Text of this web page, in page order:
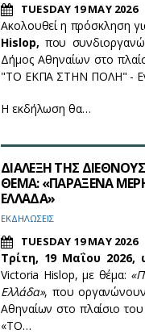
TUESDAY 19 MAY 2026
Ακολουθεί η πρόσκληση
Hislop, που
Δήμος Αθηναίων στο
"ΤΟ ΕΚΠΑ ΣΤΗΝ ΠΟΛΗ" -
Η εκδήλωση θα…
ΔΙΑΛΕΞΗ ΤΗΣ
ΘΕΜΑ: «ΠΑΡΑΞΕΝΑ
ΕΛΛΑΔΑ»
ΕΚΔΗΛΩΣΕΙΣ
TUESDAY 19 MAY 2026
Τρίτη, 19 Μαΐου 2026,
Victoria Hislop, με θέμα:
Ελλάδα», που οργανώνουν
Αθηναίων στο πλαίσιο
«ΤΟ…